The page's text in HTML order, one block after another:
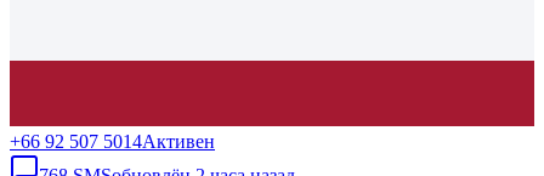
+66 92 507 5014Активен